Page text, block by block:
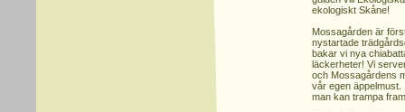
ekologiskt Skåne!
Mossagården är
nystartade
bakar vi nya
läckerheter! Vi
och Mossagårdens
vår egen
man kan trampa